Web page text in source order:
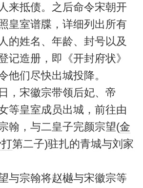
来抵债。之后命令宋朝开
皇室谱牒，详细列出所有
的姓名、年龄、封号以及
记造册，即《开封府状》
他们尽快出城投降。
宋徽宗带领后妃、帝
等皇室成员出城，前往由
翰，与二皇子完颜宗望(金
第二子)驻扎的青城与刘家
宗翰将赵樾与宋徽宗等